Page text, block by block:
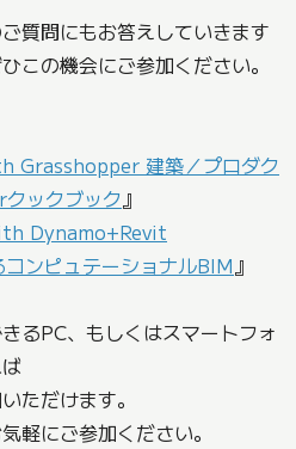
質問にもお答えしていきます
この機会にご参加ください。
Grasshopper 建築／プロダク
ックブック』
Dynamo+Revit
ンピュテーショナルBIM』
るPC、もしくはスマートフォ
ただけます。
軽にご参加ください。